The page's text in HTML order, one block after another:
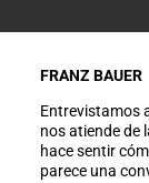
FRANZ BAUER
Entrevistamos
nos atiende de
hace sentir
parece una